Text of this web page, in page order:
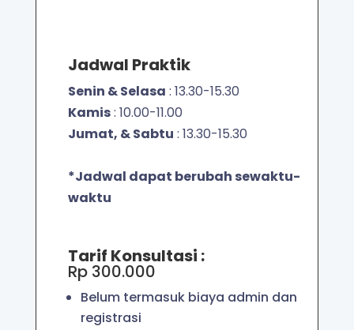
Jadwal Praktik
Senin & Selasa : 13.30-15.30
Kamis: 10.00-11.00
Jumat, & Sabtu : 13.30-15.30
*Jadwal dapat berubah sewaktu-
waktu
Tarif Konsultasi :
Rp 300.000
Belum termasuk biaya admin dan
registrasi